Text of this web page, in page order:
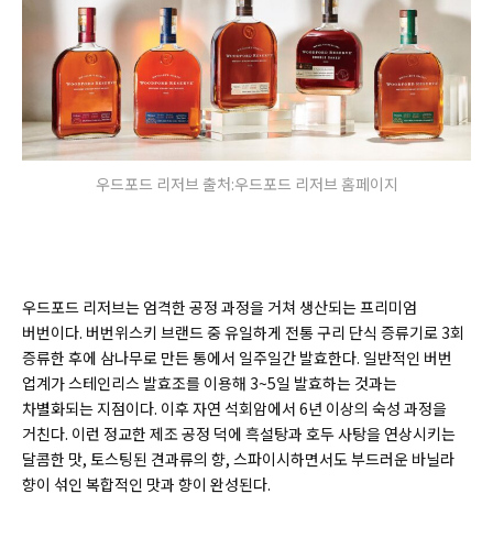
우드포드 리저브 출처:우드포드 리저브 홈페이지
우드포드 리저브는 엄격한 공정 과정을 거쳐 생산되는 프리미엄
버번이다. 버번위스키 브랜드 중 유일하게 전통 구리 단식 증류기로 3회
증류한 후에 삼나무로 만든 통에서 일주일간 발효한다. 일반적인 버번
업계가 스테인리스 발효조를 이용해 3~5일 발효하는 것과는
차별화되는 지점이다. 이후 자연 석회암에서 6년 이상의 숙성 과정을
거친다. 이런 정교한 제조 공정 덕에 흑설탕과 호두 사탕을 연상시키는
달콤한 맛, 토스팅된 견과류의 향, 스파이시하면서도 부드러운 바닐라
향이 섞인 복합적인 맛과 향이 완성된다.